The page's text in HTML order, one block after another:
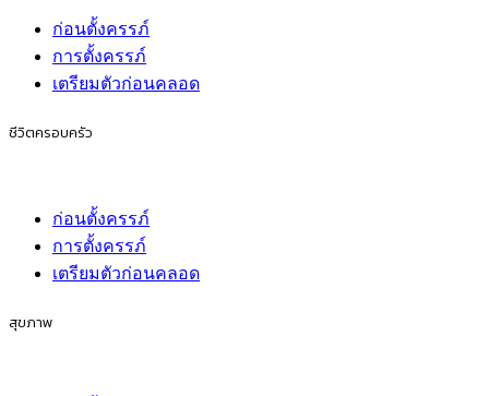
ก่อนตั้งครรภ์
การตั้งครรภ์
เตรียมตัวก่อนคลอด
ชีวิตครอบครัว
ก่อนตั้งครรภ์
การตั้งครรภ์
เตรียมตัวก่อนคลอด
สุขภาพ